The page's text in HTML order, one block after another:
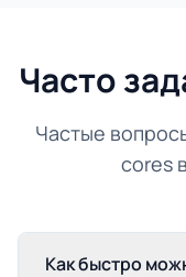
Часто
Частые
cores
Как быстро